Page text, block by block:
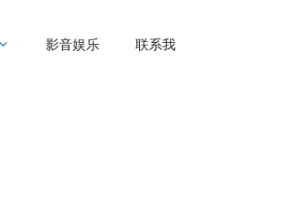
影音娱乐 联系我